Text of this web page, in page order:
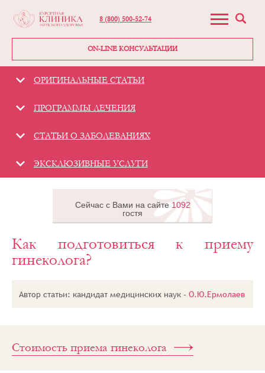
8 (800) 500-52-74
ON-LINE КОНСУЛЬТАЦИИ
ОРИГИНАЛЬНЫЕ СТАТЬИ
ПРОГРАММЫ ЛЕЧЕНИЯ
СТАТЬИ О ЗАБОЛЕВАНИЯХ
ЭКСКЛЮЗИВНЫЕ УСЛУГИ
Сейчас с Вами на сайте1092
гостя
Гинекологическая
клиника -
«Курортная
клиника женского
статьи
Как подготовиться к приему
гинеколога?
Автор статьи: кандидат медицинских наук -О.Ю.Ермолаев
Стоимость приема гинеколога